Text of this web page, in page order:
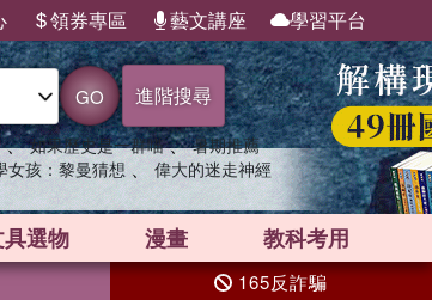
領券專區 藝文講座 學習平台
GO 進階搜尋
、 如果歷史是一群喵 、 暑期推薦
女孩：黎曼猜想 、 偉大的迷走神經
選物 漫畫 教科考用
165反詐騙